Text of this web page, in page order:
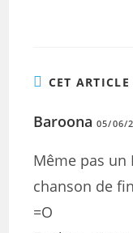
CET
Baroona 05/06/
Même pas un
chanson de
=O